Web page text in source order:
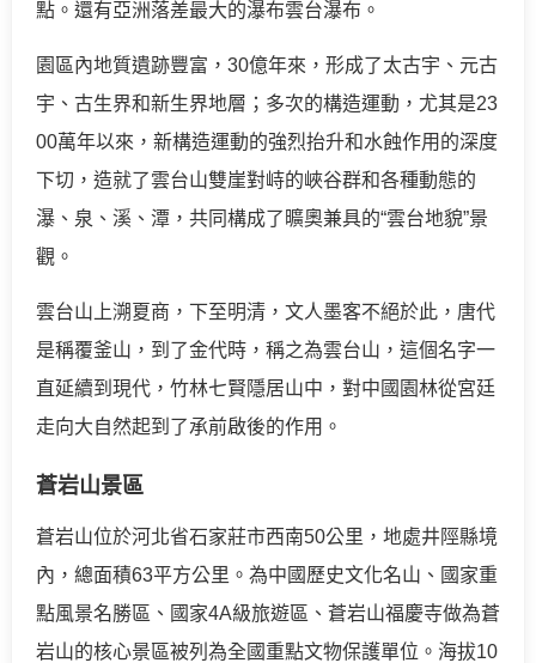
點。還有亞洲落差最大的瀑布雲台瀑布。
園區內地質遺跡豐富，30億年來，形成了太古宇、元古
宇、古生界和新生界地層；多次的構造運動，尤其是23
00萬年以來，新構造運動的強烈抬升和水蝕作用的深度
下切，造就了雲台山雙崖對峙的峽谷群和各種動態的
瀑、泉、溪、潭，共同構成了曠奧兼具的“雲台地貌”景
觀。
雲台山上溯夏商，下至明清，文人墨客不絕於此，唐代
是稱覆釜山，到了金代時，稱之為雲台山，這個名字一
直延續到現代，竹林七賢隱居山中，對中國園林從宮廷
走向大自然起到了承前啟後的作用。
蒼岩山景區
蒼岩山位於河北省石家莊市西南50公里，地處井陘縣境
內，總面積63平方公里。為中國歷史文化名山、國家重
點風景名勝區、國家4A級旅遊區、蒼岩山福慶寺做為蒼
岩山的核心景區被列為全國重點文物保護單位。海拔10